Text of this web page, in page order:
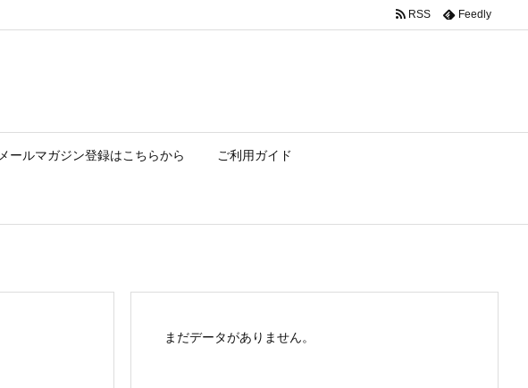
メールマガジン登録はこちらから ご利用ガイド
RSS Feedly
まだデータがありません。